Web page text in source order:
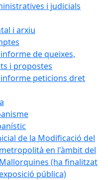
i judicials
i arxiu
de queixes,
i propostes
peticions dret
de la Modificació del
en l'àmbit del
(ha finalitzat
pública)